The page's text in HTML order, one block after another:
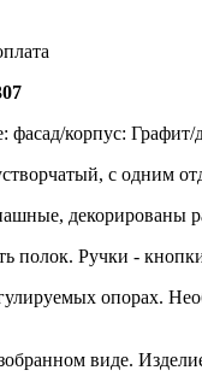
фасад/корпус: Графит/
с одним
декорированы
полок. Ручки -
опорах.
виде.